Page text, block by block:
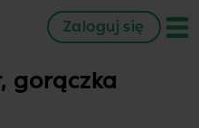
Zaloguj się
gorączka